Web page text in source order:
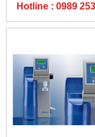
SMART2PURE,
Hotline : 0989
0904 84 02